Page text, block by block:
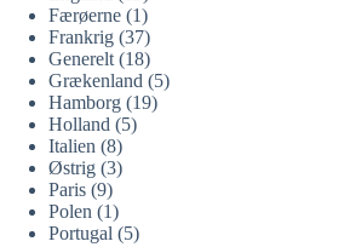
Færøerne (1)
Frankrig (37)
Generelt (18)
Grækenland (5)
Hamborg (19)
Holland (5)
Italien (8)
Østrig (3)
Paris (9)
Polen (1)
Portugal (5)